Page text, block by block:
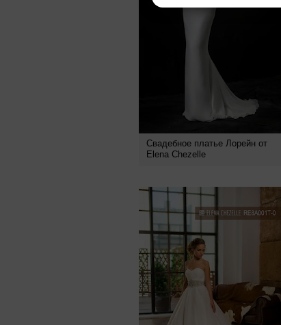
Свадебное платье Лорейн от
Elena Chezelle